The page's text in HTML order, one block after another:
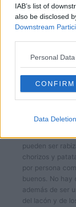
IAB’s list of
also be disclosed
Downstream
Personal
CONFIRM
Data Deletion
Ningún cocido
tienen en
va al plato.
Por ejemplo, en
ningún cocido
lleve legumbres
uno, el llamado
lacón (como
pueden ser
chorizos y
por persona
buenos. No hay
además de ser
del lacón y de